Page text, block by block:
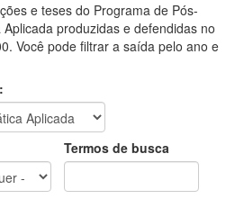
e teses do Programa de Pós-
produzidas e defendidas no
Você pode filtrar a saída pelo ano e
Termos de busca